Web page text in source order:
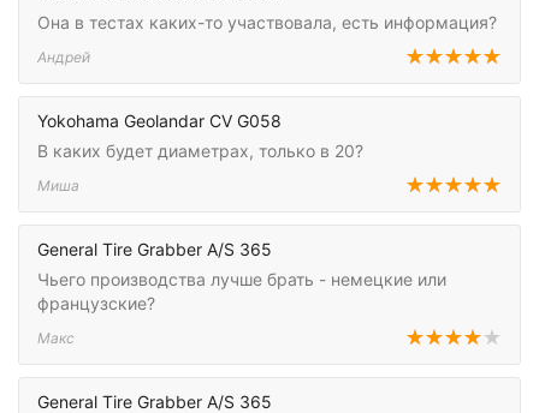
Она в тестах каких-то участвовала, есть информация?
Андрей
Yokohama Geolandar CV G058
В каких будет диаметрах, только в 20?
Миша
General Tire Grabber A/S 365
Чьего производства лучше брать - немецкие или
французские?
Макс
General Tire Grabber A/S 365